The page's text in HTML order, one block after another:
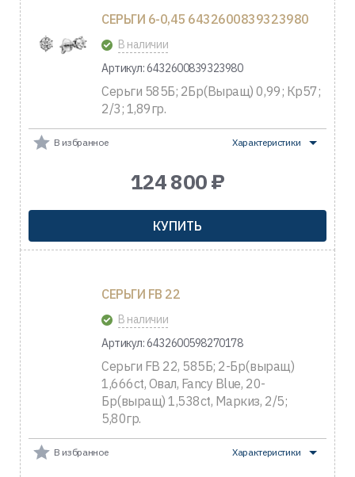
СЕРЬГИ 6-0,45 6432600839323980
В наличии
Артикул: 6432600839323980
Серьги 585Б; 2Бр(Выращ) 0,99; Кр57;
2/3; 1,89гр.
В избранное Характеристики
124 800 ₽
КУПИТЬ
СЕРЬГИ FB 22
В наличии
Артикул: 6432600598270178
Серьги FB 22, 585Б; 2-Бр(выращ)
1,666ct, Овал, Fancy Blue, 20-
Бр(выращ) 1,538ct, Маркиз, 2/5;
5,80гр.
В избранное Характеристики